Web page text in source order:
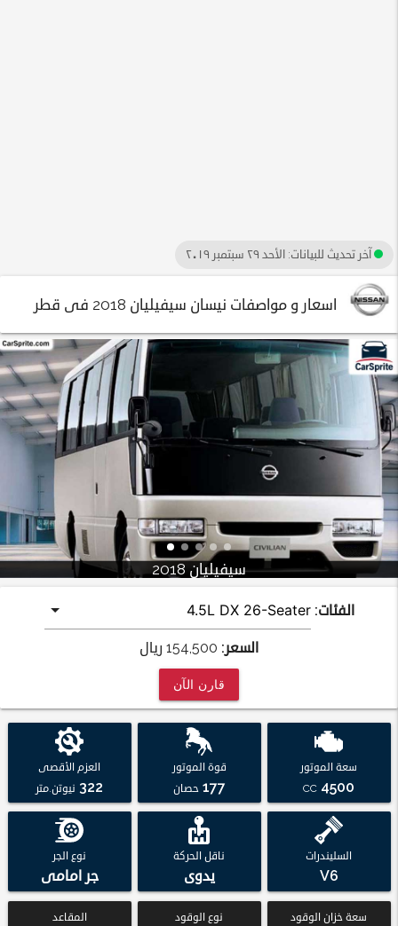
آخر تحديث للبيانات: الأحد ٢٩ سبتمبر ٢٠١٩
اسعار و مواصفات نيسان سيفيليان 2018 فى قطر
سيفيليان 2018
الفئات:
السعر: 154,500 ريال
قارن الآن
سعة الموتور
4500
CC
قوة الموتور
177 حصان
العزم الأقصى
322 نيوتن.متر
السليندرات
V6
ناقل الحركة
يدوى
نوع الجر
جر امامى
سعة خزان الوقود نوع الوقود المقاعد